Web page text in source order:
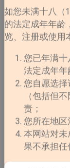
温柔、耐
他对
治疗
暧昧到已
“我一
有点控
属于那种
如您未满十八（
的法定成年年龄
览、注册或使用
您已年满
法定成年年
您自愿选
（包括但
责；
您所在地区
本网站对
果不承担任